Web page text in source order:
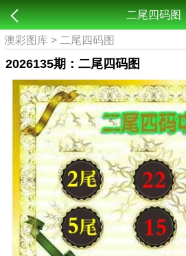
二尾四码图
澳彩图库 > 二尾四码图
2026135期：二尾四码图